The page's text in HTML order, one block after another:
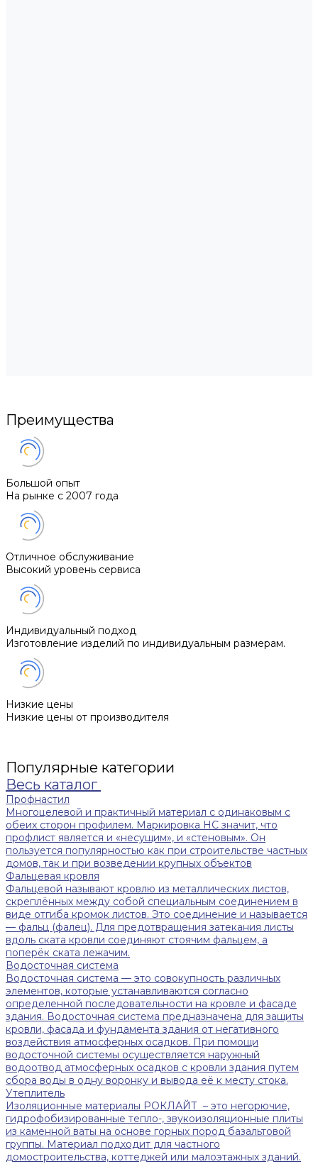
Преимущества
Большой опыт
На рынке с 2007 года
Отличное обслуживание
Высокий уровень сервиса
Индивидуальный подход
Изготовление изделий по индивидуальным размерам.
Низкие цены
Низкие цены от производителя
Популярные категории
Весь каталог
Профнастил
Многоцелевой и практичный материал с одинаковым с
обеих сторон профилем. Маркировка НС значит, что
профлист является и «несущим», и «стеновым». Он
пользуется популярностью как при строительстве частных
домов, так и при возведении крупных объектов
Фальцевая кровля
Фальцевой называют кровлю из металлических листов,
скреплённых между собой специальным соединением в
виде отгиба кромок листов. Это соединение и называется
— фальц (фалец). Для предотвращения затекания листы
вдоль ската кровли соединяют стоячим фальцем, а
поперёк ската лежачим.
Водосточная система
Водосточная система — это совокупность различных
элементов, которые устанавливаются согласно
определенной последовательности на кровле и фасаде
здания. Водосточная система предназначена для защиты
кровли, фасада и фундамента здания от негативного
воздействия атмосферных осадков. При помощи
водосточной системы осуществляется наружный
водоотвод атмосферных осадков с кровли здания путем
сбора воды в одну воронку и вывода её к месту стока.
Утеплитель
Изоляционные материалы РОКЛАЙТ – это негорючие,
гидрофобизированные тепло-, звукоизоляционные плиты
из каменной ваты на основе горных пород базальтовой
группы. Материал подходит для частного
домостроительства, коттеджей или малоэтажных зданий.